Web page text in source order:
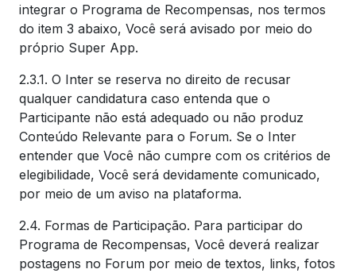
integrar o Programa de Recompensas, nos termos
do item 3 abaixo, Você será avisado por meio do
próprio Super App.
2.3.1. O Inter se reserva no direito de recusar
qualquer candidatura caso entenda que o
Participante não está adequado ou não produz
Conteúdo Relevante para o Forum. Se o Inter
entender que Você não cumpre com os critérios de
elegibilidade, Você será devidamente comunicado,
por meio de um aviso na plataforma.
2.4. Formas de Participação. Para participar do
Programa de Recompensas, Você deverá realizar
postagens no Forum por meio de textos, links, fotos